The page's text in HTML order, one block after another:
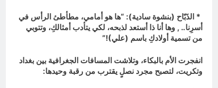
* الذَبّاح (بنشوة سادية): “ها هو أمامي، مطأطئ الرأس في
أسرِنا.. , وها أنا ذا أستعد لذبحه، لكي يتأدب أمثالكِ، وتتوبي
من تسمية أولادكِ باسم (علي)!”
انفجرت الأم بالبكاء، وتلاشت المسافات الجغرافية بين بغداد
وتكريت، لتصبح مجرد نصلٍ يقترب من رقبة وحيدها: